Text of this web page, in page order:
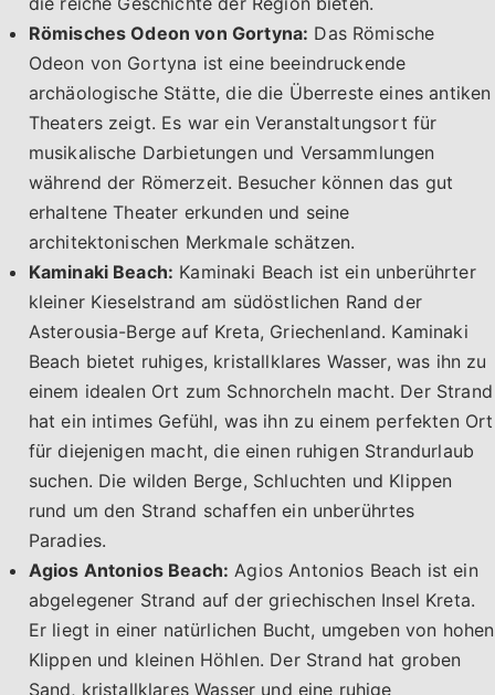
Römisches Odeon von Gortyna: Das Römische
Odeon von Gortyna ist eine beeindruckende
archäologische Stätte, die die Überreste eines antiken
Theaters zeigt. Es war ein Veranstaltungsort für
musikalische Darbietungen und Versammlungen
während der Römerzeit. Besucher können das gut
erhaltene Theater erkunden und seine
architektonischen Merkmale schätzen.
Kaminaki Beach: Kaminaki Beach ist ein unberührter
kleiner Kieselstrand am südöstlichen Rand der
Asterousia-Berge auf Kreta, Griechenland. Kaminaki
Beach bietet ruhiges, kristallklares Wasser, was ihn zu
einem idealen Ort zum Schnorcheln macht. Der Strand
hat ein intimes Gefühl, was ihn zu einem perfekten Ort
für diejenigen macht, die einen ruhigen Strandurlaub
suchen. Die wilden Berge, Schluchten und Klippen
rund um den Strand schaffen ein unberührtes
Paradies.
Agios Antonios Beach: Agios Antonios Beach ist ein
abgelegener Strand auf der griechischen Insel Kreta.
Er liegt in einer natürlichen Bucht, umgeben von hohen
Klippen und kleinen Höhlen. Der Strand hat groben
Sand, kristallklares Wasser und eine ruhige